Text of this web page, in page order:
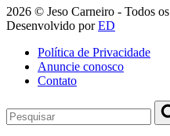
2026 © Jeso Carneiro - Todos
Desenvolvido porED
Política de Privacidade
Anuncie conosco
Contato